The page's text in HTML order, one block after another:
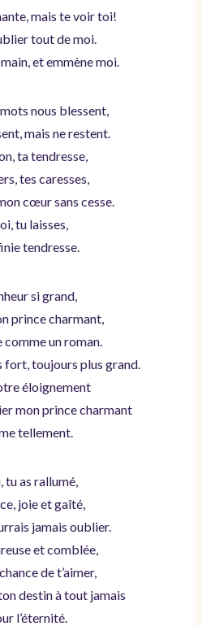
mais te voir toi!
tout de moi.
et emmène moi.
nous blessent,
mais ne restent.
ta tendresse,
tes caresses,
cœur sans cesse.
tu laisses,
tendresse.
si grand,
prince charmant,
comme un roman.
fort, toujours plus grand.
éloignement
mon prince charmant
tellement.
tu as rallumé,
joie et gaîté,
jamais oublier.
et comblée,
de t’aimer,
destin à tout jamais
l’éternité.